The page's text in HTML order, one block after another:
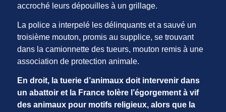
accroché leurs dépouilles à un grillage.
La police a interpelé les délinquants et a sauvé un
troisième mouton, promis au supplice, se trouvant
dans la camionnette des tueurs, mouton remis à une
association de protection animale.
En droit, la tuerie d’animaux doit intervenir dans
un abattoir et la France tolère l’égorgement à vif
des animaux pour motifs religieux, alors que la